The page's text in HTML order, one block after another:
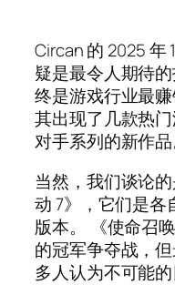
Circan 的 2025 年
疑是最令人期待
终是游戏行业最
其出现了几款热
对手系列的新作品
当然，我们谈论
动 7》，它们是
版本。 《使命召
的冠军争夺战，
多人认为不可能的